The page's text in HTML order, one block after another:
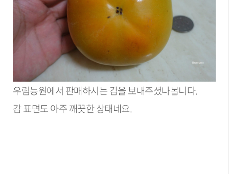
우림농원에서 판매하시는 감을 보내주셨나봅니다.
감 표면도 아주 깨끗한 상태네요.